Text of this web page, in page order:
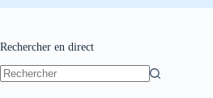
Rechercher en direct